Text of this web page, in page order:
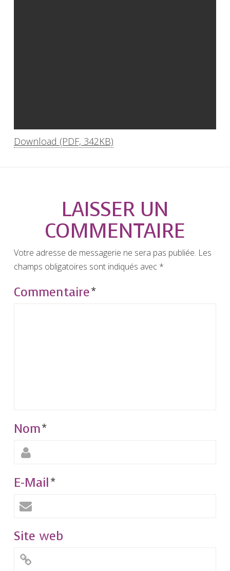
Download (PDF, 342KB)
LAISSER UN
COMMENTAIRE
Votre adresse de messagerie ne sera pas publiée. Les
champs obligatoires sont indiqués avec *
Commentaire*
Nom*
E-Mail*
Site web